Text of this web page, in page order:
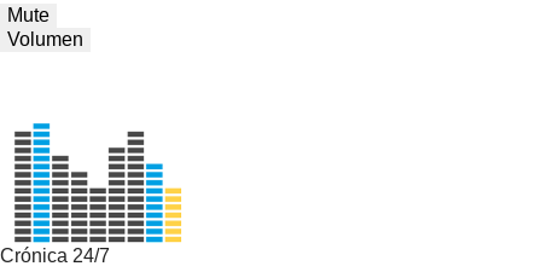
Mute
Volumen
Crónica 24/7